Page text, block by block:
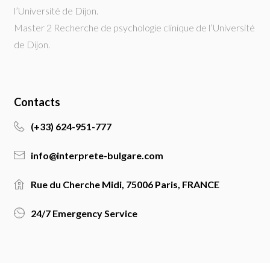
l’Université de Dijon.
Master 2 Recherche de psychologie clinique de l’Université
de Dijon.
Contacts
(+33) 624-951-777
info@interprete-bulgare.com
Rue du Cherche Midi, 75006 Paris, FRANCE
24/7 Emergency Service